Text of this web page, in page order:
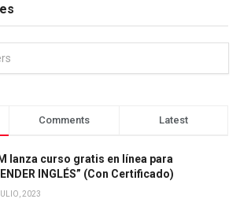
Comments Latest
lanza curso gratis en línea para
INGLÉS” (Con Certificado)
2023